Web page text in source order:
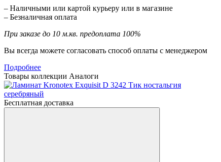
– Наличными или картой курьеру или в магазине
– Безналичная оплата
При заказе до 10 м.кв. предоплата 100%
Вы всегда можете согласовать способ оплаты с менеджером
Подробнее
Товары коллекции Аналоги
Бесплатная доставка